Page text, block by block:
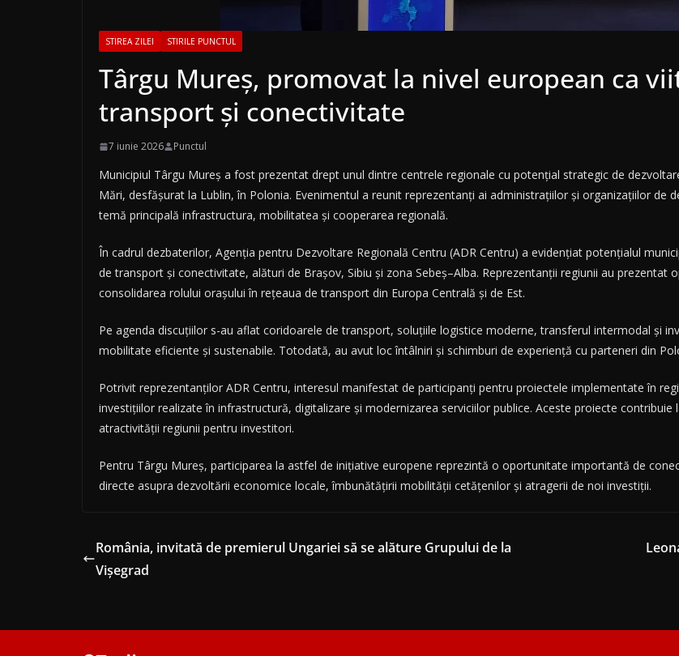
STIREA ZILEI STIRILE PUNCTUL
Târgu Mureș, promovat la nivel european ca
transport și conectivitate
7 iunie 2026 Punctul
Municipiul Târgu Mureș a fost prezentat drept unul dintre centrele regionale cu potențial strategic de
Mări, desfășurat la Lublin, în Polonia. Evenimentul a reunit reprezentanți ai administrațiilor și organizațiilor de
temă principală infrastructura, mobilitatea și cooperarea regională.
În cadrul dezbaterilor, Agenția pentru Dezvoltare Regională Centru (ADR Centru) a evidențiat potențialul
de transport și conectivitate, alături de Brașov, Sibiu și zona Sebeș–Alba. Reprezentanții regiunii au
consolidarea rolului orașului în rețeaua de transport din Europa Centrală și de Est.
Pe agenda discuțiilor s-au aflat coridoarele de transport, soluțiile logistice moderne, transferul intermodal și
mobilitate eficiente și sustenabile. Totodată, au avut loc întâlniri și schimburi de experiență cu parteneri din
Potrivit reprezentanților ADR Centru, interesul manifestat de participanți pentru proiectele implementate în
investițiilor realizate în infrastructură, digitalizare și modernizarea serviciilor publice. Aceste proiecte
atractivității regiunii pentru investitori.
Pentru Târgu Mureș, participarea la astfel de inițiative europene reprezintă o oportunitate importantă de
directe asupra dezvoltării economice locale, îmbunătățirii mobilității cetățenilor și atragerii de noi investiții.
România, invitată de premierul Ungariei să se alăture Grupului de la
Vișegrad